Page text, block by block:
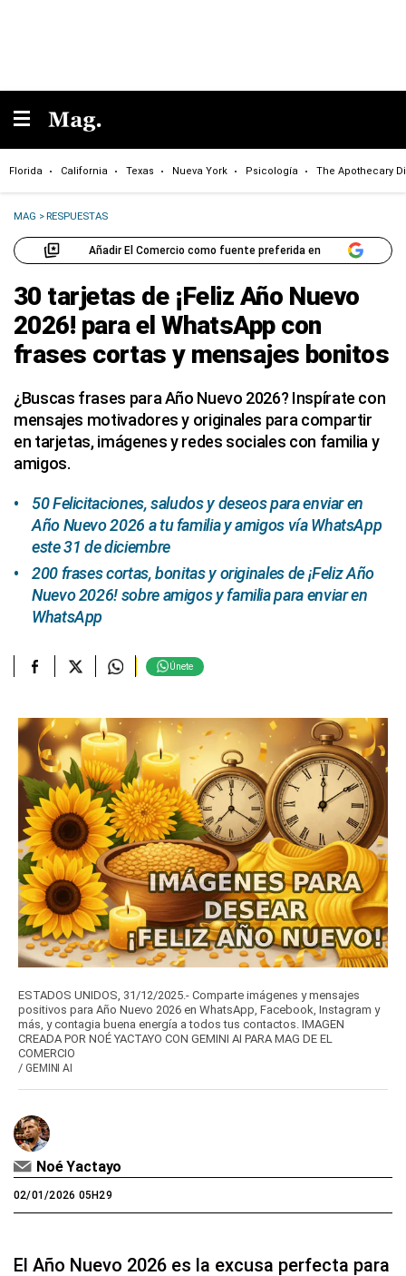
Florida California Texas Nueva York Psicología The Apothecary
MAG >RESPUESTAS
Añadir El Comercio como fuente preferida en
30 tarjetas de ¡Feliz Año Nuevo
2026! para el WhatsApp con
frases cortas y mensajes bonitos
¿Buscas frases para Año Nuevo 2026? Inspírate con
mensajes motivadores y originales para compartir
en tarjetas, imágenes y redes sociales con familia y
amigos.
50 Felicitaciones, saludos y deseos para enviar en
Año Nuevo 2026 a tu familia y amigos vía WhatsApp
este 31 de diciembre
200 frases cortas, bonitas y originales de ¡Feliz Año
Nuevo 2026! sobre amigos y familia para enviar en
WhatsApp
Únete
ESTADOS UNIDOS, 31/12/2025.- Comparte imágenes y mensajes
positivos para Año Nuevo 2026 en WhatsApp, Facebook, Instagram y
más, y contagia buena energía a todos tus contactos. IMAGEN
CREADA POR NOÉ YACTAYO CON GEMINI AI PARA MAG DE EL
COMERCIO
/ GEMINI AI
Noé Yactayo
02/01/2026 05H29
El Año Nuevo 2026 es la excusa perfecta para